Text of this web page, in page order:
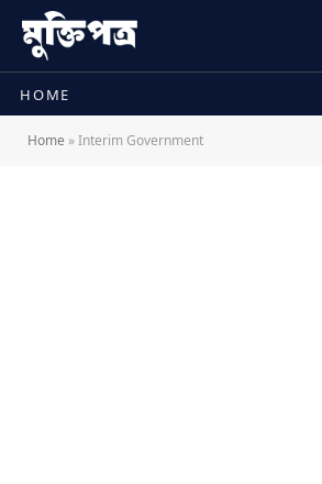
HOME
Home »Interim Government